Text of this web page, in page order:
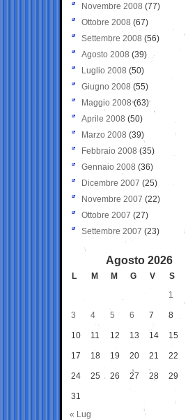
Novembre 2008 (77)
Ottobre 2008 (67)
Settembre 2008 (56)
Agosto 2008 (39)
Luglio 2008 (50)
Giugno 2008 (55)
Maggio 2008(63)
Aprile 2008 (50)
Marzo 2008 (39)
Febbraio 2008 (35)
Gennaio 2008 (36)
Dicembre 2007 (25)
Novembre 2007 (22)
Ottobre 2007 (27)
Settembre 2007 (23)
Agosto 2026
L M M G V S
1
3 4 5 6 7 8
10 11 12 13 14 15
17 18 19 20 21 22
24 25 26 27 28 29
31
« Lug